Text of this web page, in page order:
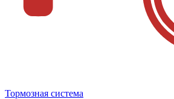
Тормозная система